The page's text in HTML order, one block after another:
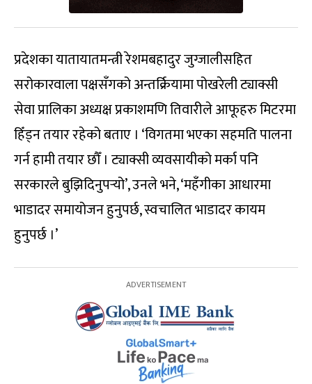
प्रदेशका यातायातमन्त्री रेशमबहादुर जुग्जालीसहित
सरोकारवाला पक्षसँगको अन्तर्क्रियामा पोखरेली ट्याक्सी
सेवा प्रालिका अध्यक्ष प्रकाशमणि तिवारीले आफूहरु मिटरमा
हिँड्न तयार रहेको बताए । ‘विगतमा भएका सहमति पालना
गर्न हामी तयार छौँ । ट्याक्सी व्यवसायीको मर्का पनि
सरकारले बुझिदिनुपर्‍यो’, उनले भने, ‘महँगीका आधारमा
भाडादर समायोजन हुनुपर्छ, स्वचालित भाडादर कायम
हुनुपर्छ ।’